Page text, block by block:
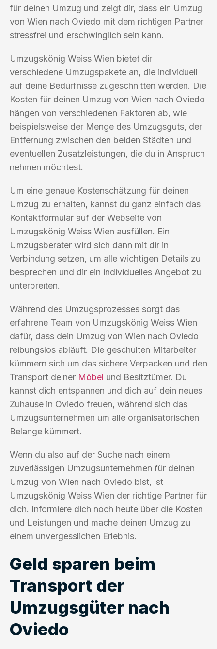
für deinen Umzug und zeigt dir, dass ein Umzug
von Wien nach Oviedo mit dem richtigen Partner
stressfrei und erschwinglich sein kann.
Umzugskönig Weiss Wien bietet dir
verschiedene Umzugspakete an, die individuell
auf deine Bedürfnisse zugeschnitten werden. Die
Kosten für deinen Umzug von Wien nach Oviedo
hängen von verschiedenen Faktoren ab, wie
beispielsweise der Menge des Umzugsguts, der
Entfernung zwischen den beiden Städten und
eventuellen Zusatzleistungen, die du in Anspruch
nehmen möchtest.
Um eine genaue Kostenschätzung für deinen
Umzug zu erhalten, kannst du ganz einfach das
Kontaktformular auf der Webseite von
Umzugskönig Weiss Wien ausfüllen. Ein
Umzugsberater wird sich dann mit dir in
Verbindung setzen, um alle wichtigen Details zu
besprechen und dir ein individuelles Angebot zu
unterbreiten.
Während des Umzugsprozesses sorgt das
erfahrene Team von Umzugskönig Weiss Wien
dafür, dass dein Umzug von Wien nach Oviedo
reibungslos abläuft. Die geschulten Mitarbeiter
kümmern sich um das sichere Verpacken und den
Transport deiner Möbel und Besitztümer. Du
kannst dich entspannen und dich auf dein neues
Zuhause in Oviedo freuen, während sich das
Umzugsunternehmen um alle organisatorischen
Belange kümmert.
Wenn du also auf der Suche nach einem
zuverlässigen Umzugsunternehmen für deinen
Umzug von Wien nach Oviedo bist, ist
Umzugskönig Weiss Wien der richtige Partner für
dich. Informiere dich noch heute über die Kosten
und Leistungen und mache deinen Umzug zu
einem unvergesslichen Erlebnis.
Geld sparen beim
Transport der
Umzugsgüter nach
Oviedo